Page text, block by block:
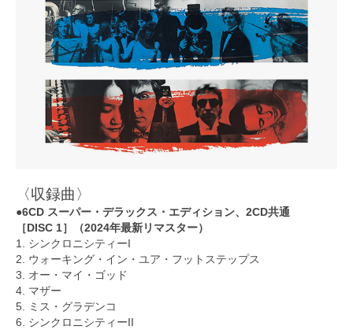
〈収録曲〉
●6CD スーパー・デラックス・エディション、2CD共通
［DISC 1］（2024年最新リマスター）
1. シンクロニシティーI
2. ウォーキング・イン・ユア・フットステップス
3. オー・マイ・ゴッド
4. マザー
5. ミス・グラデンコ
6. シンクロニシティーII